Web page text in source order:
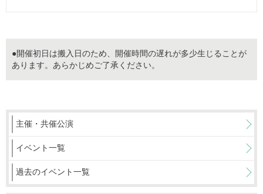
●開催初日は搬入日のため、開催時間の遅れが多少生じることが
あります。あらかじめご了承ください。
主催・共催公演
イベント一覧
過去のイベント一覧